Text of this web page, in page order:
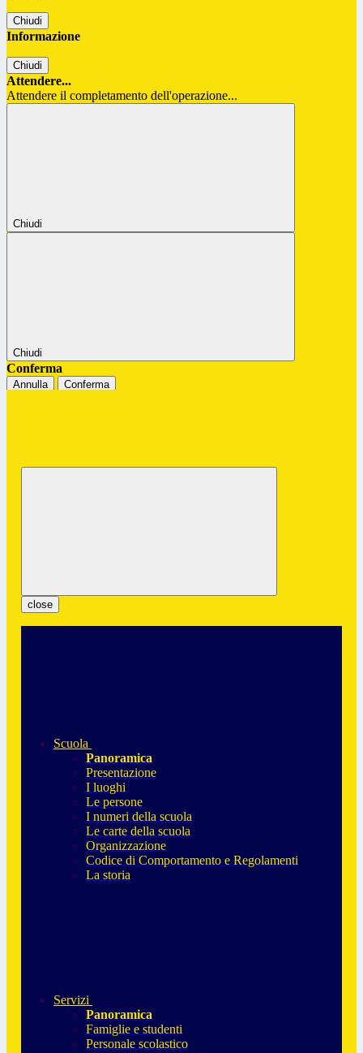
Chiudi
Informazione
Chiudi
Attendere...
Attendere il completamento dell'operazione...
Chiudi
Chiudi
Conferma
Annulla Conferma
close
Scuola
Panoramica
Presentazione
I luoghi
Le persone
I numeri della scuola
Le carte della scuola
Organizzazione
Codice di Comportamento e Regolamenti
La storia
Servizi
Panoramica
Famiglie e studenti
Personale scolastico